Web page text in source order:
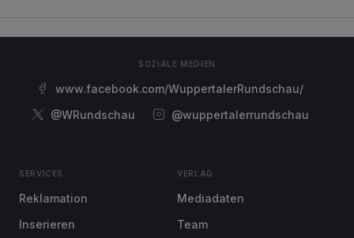
SOZIALE MEDIEN
www.facebook.com/WuppertalerRundschau/
@WRundschau
@wuppertalerrundschau
SERVICES
Reklamation
Inserieren
VERLAG
Mediadaten
Team